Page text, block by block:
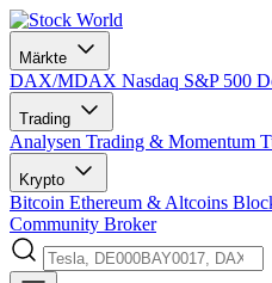
Märkte
DAX/MDAX Nasdaq S&P 500
Trading
Analysen Trading & Momentum
Krypto
Bitcoin Ethereum & Altcoins
Community Broker